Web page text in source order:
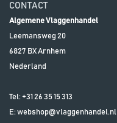
CONTACT
Algemene Vlaggenhandel
Leemansweg 20
6827 BXArnhem
Nederland
Tel: +31 26 35 15 313
E:webshop@vlaggenhandel.nl